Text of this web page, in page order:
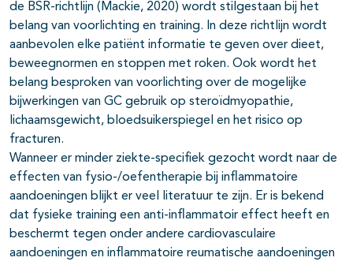
de BSR-richtlijn (Mackie, 2020) wordt stilgestaan bij het
belang van voorlichting en training. In deze richtlijn wordt
aanbevolen elke patiënt informatie te geven over dieet,
beweegnormen en stoppen met roken. Ook wordt het
belang besproken van voorlichting over de mogelijke
bijwerkingen van GC gebruik op steroïdmyopathie,
lichaamsgewicht, bloedsuikerspiegel en het risico op
fracturen.
Wanneer er minder ziekte-specifiek gezocht wordt naar de
effecten van fysio-/oefentherapie bij inflammatoire
aandoeningen blijkt er veel literatuur te zijn. Er is bekend
dat fysieke training een anti-inflammatoir effect heeft en
beschermt tegen onder andere cardiovasculaire
aandoeningen en inflammatoire reumatische aandoeningen